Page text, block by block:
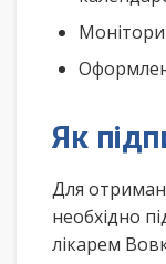
Як
Для
необхідно
лікарем